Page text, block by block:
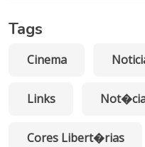
Tags
Cinema
Links
Cores Libert�rias